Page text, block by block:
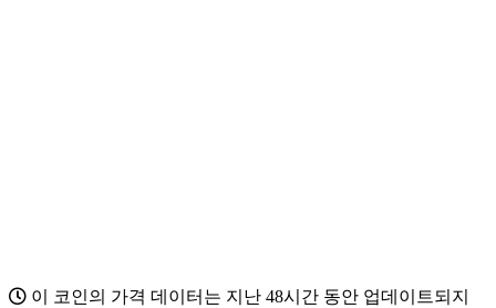
이 코인의 가격 데이터는 지난 48시간 동안 업데이트되지